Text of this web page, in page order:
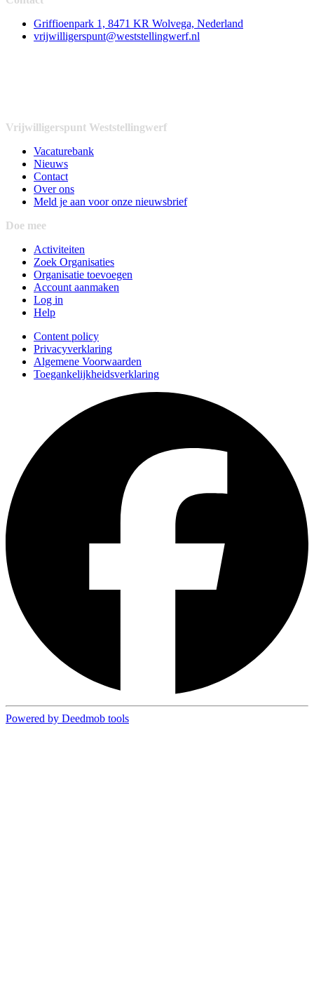
Griffioenpark 1, 8471 KR Wolvega, Nederland
vrijwilligerspunt@weststellingwerf.nl
Vrijwilligerspunt Weststellingwerf
Vacaturebank
Nieuws
Contact
Over ons
Meld je aan voor onze nieuwsbrief
Doe mee
Activiteiten
Zoek Organisaties
Organisatie toevoegen
Account aanmaken
Log in
Help
Content policy
Privacyverklaring
Algemene Voorwaarden
Toegankelijkheidsverklaring
Powered by Deedmob tools